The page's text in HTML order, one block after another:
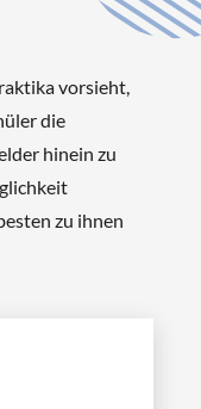
vorsieht,
die
hinein zu
zu ihnen